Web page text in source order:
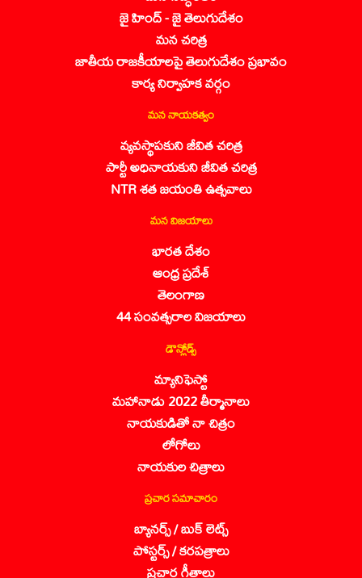
జై హింద్ - జై తెలుగుదేశం
మన చరిత్ర
జాతీయ రాజకీయాలపై తెలుగుదేశం ప్రభావం
కార్య నిర్వాహక వర్గం
మన నాయకత్వం
వ్యవస్థాపకుని జీవిత చరిత్ర
పార్టీ అధినాయకుని జీవిత చరిత్ర
NTR శత జయంతి ఉత్సవాలు
మన విజయాలు
భారత దేశం
ఆంధ్ర ప్రదేశ్
తెలంగాణ
44 సంవత్సరాల విజయాలు
డౌన్లోడ్స్
మ్యానిఫెస్టో
మహానాడు 2022 తీర్మానాలు
నాయకుడితో నా చిత్రం
లోగోలు
నాయకుల చిత్రాలు
ప్రచార సమాచారం
బ్యానర్స్ / బుక్ లెట్స్
పోస్టర్స్ / కరపత్రాలు
ప్రచార గీతాలు